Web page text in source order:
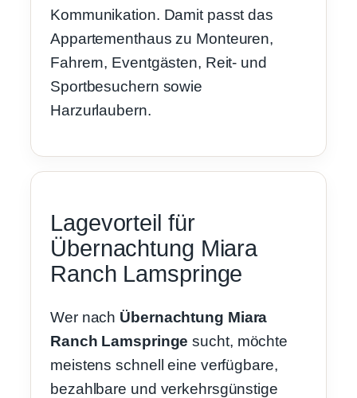
Kommunikation. Damit passt das
Appartementhaus zu Monteuren,
Fahrern, Eventgästen, Reit- und
Sportbesuchern sowie
Harzurlaubern.
Lagevorteil für
Übernachtung Miara
Ranch Lamspringe
Wer nach Übernachtung Miara
Ranch Lamspringe sucht, möchte
meistens schnell eine verfügbare,
bezahlbare und verkehrsgünstige